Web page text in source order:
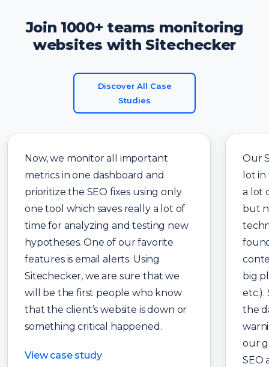
Join 1000+ teams monitoring
websites with Sitechecker
Discover All Case
Studies
Now, we monitor all important
metrics in one dashboard and
prioritize the SEO fixes using only
one tool which saves really a lot of
time for analyzing and testing new
hypotheses. One of our favorite
features is email alerts. Using
Sitechecker, we are sure that we
will be the first people who know
that the client’s website is down or
something critical happened.
View case study
Our
lot
a lot
but
big
etc.).
the
our
SEO